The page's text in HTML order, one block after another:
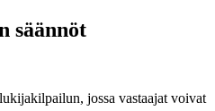
säännöt
jossa vastaajat voivat